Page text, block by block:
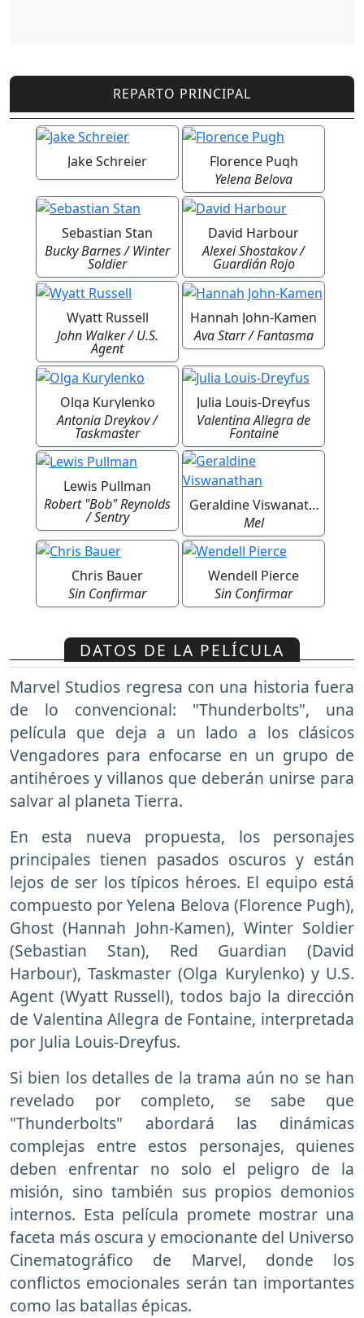
REPARTO PRINCIPAL
Jake Schreier
Florence Pugh
Yelena Belova
Sebastian Stan
Bucky Barnes / Winter
Soldier
David Harbour
Alexei Shostakov /
Guardián Rojo
Wyatt Russell
John Walker / U.S.
Agent
Hannah John-Kamen
Ava Starr / Fantasma
Olga Kurylenko
Antonia Dreykov /
Taskmaster
Julia Louis-Dreyfus
Valentina Allegra de
Fontaine
Lewis Pullman
Robert "Bob" Reynolds
/ Sentry
Geraldine Viswanathan
Mel
Chris Bauer
Sin Confirmar
Wendell Pierce
Sin Confirmar
DATOS DE LA PELÍCULA
Marvel Studios regresa con una historia fuera
de lo convencional: "Thunderbolts", una
película que deja a un lado a los clásicos
Vengadores para enfocarse en un grupo de
antihéroes y villanos que deberán unirse para
salvar al planeta Tierra.
En esta nueva propuesta, los personajes
principales tienen pasados oscuros y están
lejos de ser los típicos héroes. El equipo está
compuesto por Yelena Belova (Florence Pugh),
Ghost (Hannah John-Kamen), Winter Soldier
(Sebastian Stan), Red Guardian (David
Harbour), Taskmaster (Olga Kurylenko) y U.S.
Agent (Wyatt Russell), todos bajo la dirección
de Valentina Allegra de Fontaine, interpretada
por Julia Louis-Dreyfus.
Si bien los detalles de la trama aún no se han
revelado por completo, se sabe que
"Thunderbolts" abordará las dinámicas
complejas entre estos personajes, quienes
deben enfrentar no solo el peligro de la
misión, sino también sus propios demonios
internos. Esta película promete mostrar una
faceta más oscura y emocionante del Universo
Cinematográfico de Marvel, donde los
conflictos emocionales serán tan importantes
como las batallas épicas.